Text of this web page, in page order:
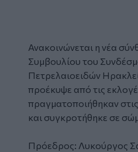
Ανακοινώνεται η νέα
Συμβουλίου του
Πετρελαιοειδών
προέκυψε από τις
πραγματοποιήθηκαν
και συγκροτήθηκε σε
Πρόεδρος: Λυκούργος